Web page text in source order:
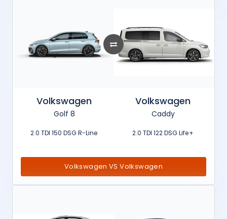
Volkswagen
Golf 8
2.0 TDI 150 DSG R-Line
Volkswagen
Caddy
2.0 TDI 122 DSG Life+
Volkswagen VS Volkswagen